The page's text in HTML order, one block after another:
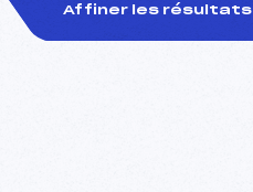
Affiner les résultats